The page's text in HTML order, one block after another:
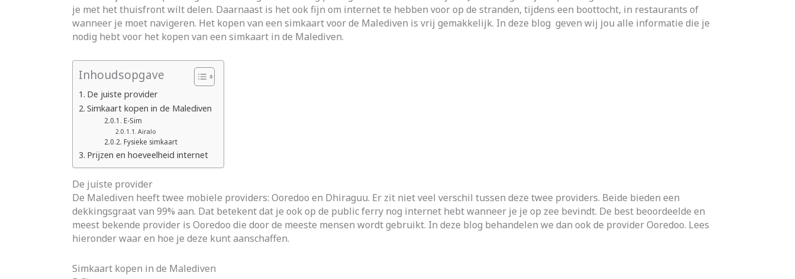
je met het thuisfront wilt delen. Daarnaast is het ook fijn om internet te hebben voor op de stranden, tijdens een boottocht, in restaurants of
wanneer je moet navigeren. Het kopen van een simkaart voor de Malediven is vrij gemakkelijk. In deze blog geven wij jou alle informatie die je
nodig hebt voor het kopen van een simkaart in de Malediven.
Inhoudsopgave
De juiste provider
Simkaart kopen in de Malediven
E-Sim
Airalo
Fysieke simkaart
Prijzen en hoeveelheid internet
De juiste provider
De Malediven heeft twee mobiele providers: Ooredoo en Dhiraguu. Er zit niet veel verschil tussen deze twee providers. Beide bieden een
dekkingsgraat van 99% aan. Dat betekent dat je ook op de public ferry nog internet hebt wanneer je je op zee bevindt. De best beoordeelde en
meest bekende provider is Ooredoo die door de meeste mensen wordt gebruikt. In deze blog behandelen we dan ook de provider Ooredoo. Lees
hieronder waar en hoe je deze kunt aanschaffen.
Simkaart kopen in de Malediven